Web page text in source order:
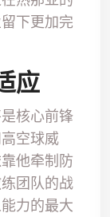
下更加完
应
核心前锋
空球威
他牵制防
团队的战
力的最大